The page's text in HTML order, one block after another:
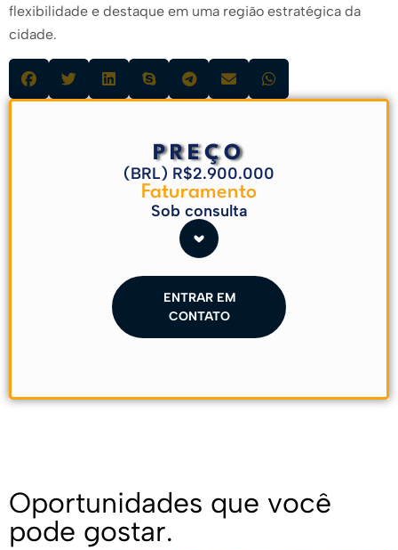
flexibilidade e destaque em uma região estratégica da
cidade.
PREÇO
(BRL) R$2.900.000
Faturamento
Sob consulta
ENTRAR EM
CONTATO
Oportunidades que você
pode gostar.